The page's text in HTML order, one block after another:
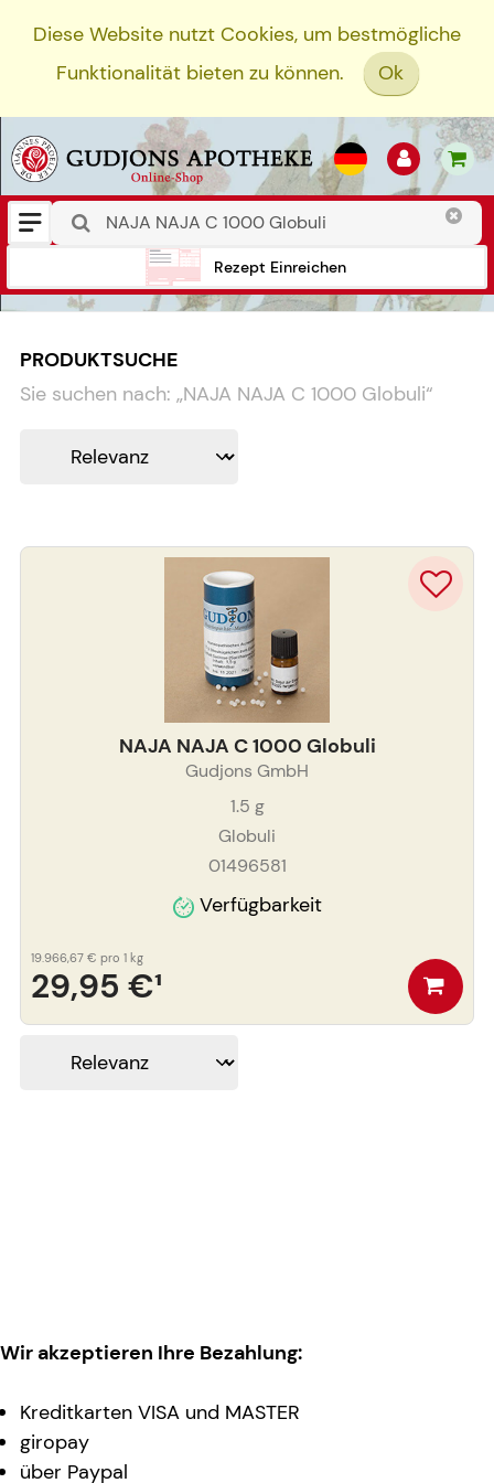
Diese Website nutzt Cookies, um bestmögliche
Funktionalität bieten zu können.
Ok
Rezept Einreichen
PRODUKTSUCHE
Sie suchen nach: „NAJA NAJA C 1000 Globuli“
NAJA NAJA C 1000 Globuli
Gudjons GmbH
1.5 g
Globuli
01496581
Verfügbarkeit
29,95 €¹
19.966,67 € pro 1 kg
Wir akzeptieren Ihre Bezahlung:
Kreditkarten VISA und MASTER
giropay
über Paypal